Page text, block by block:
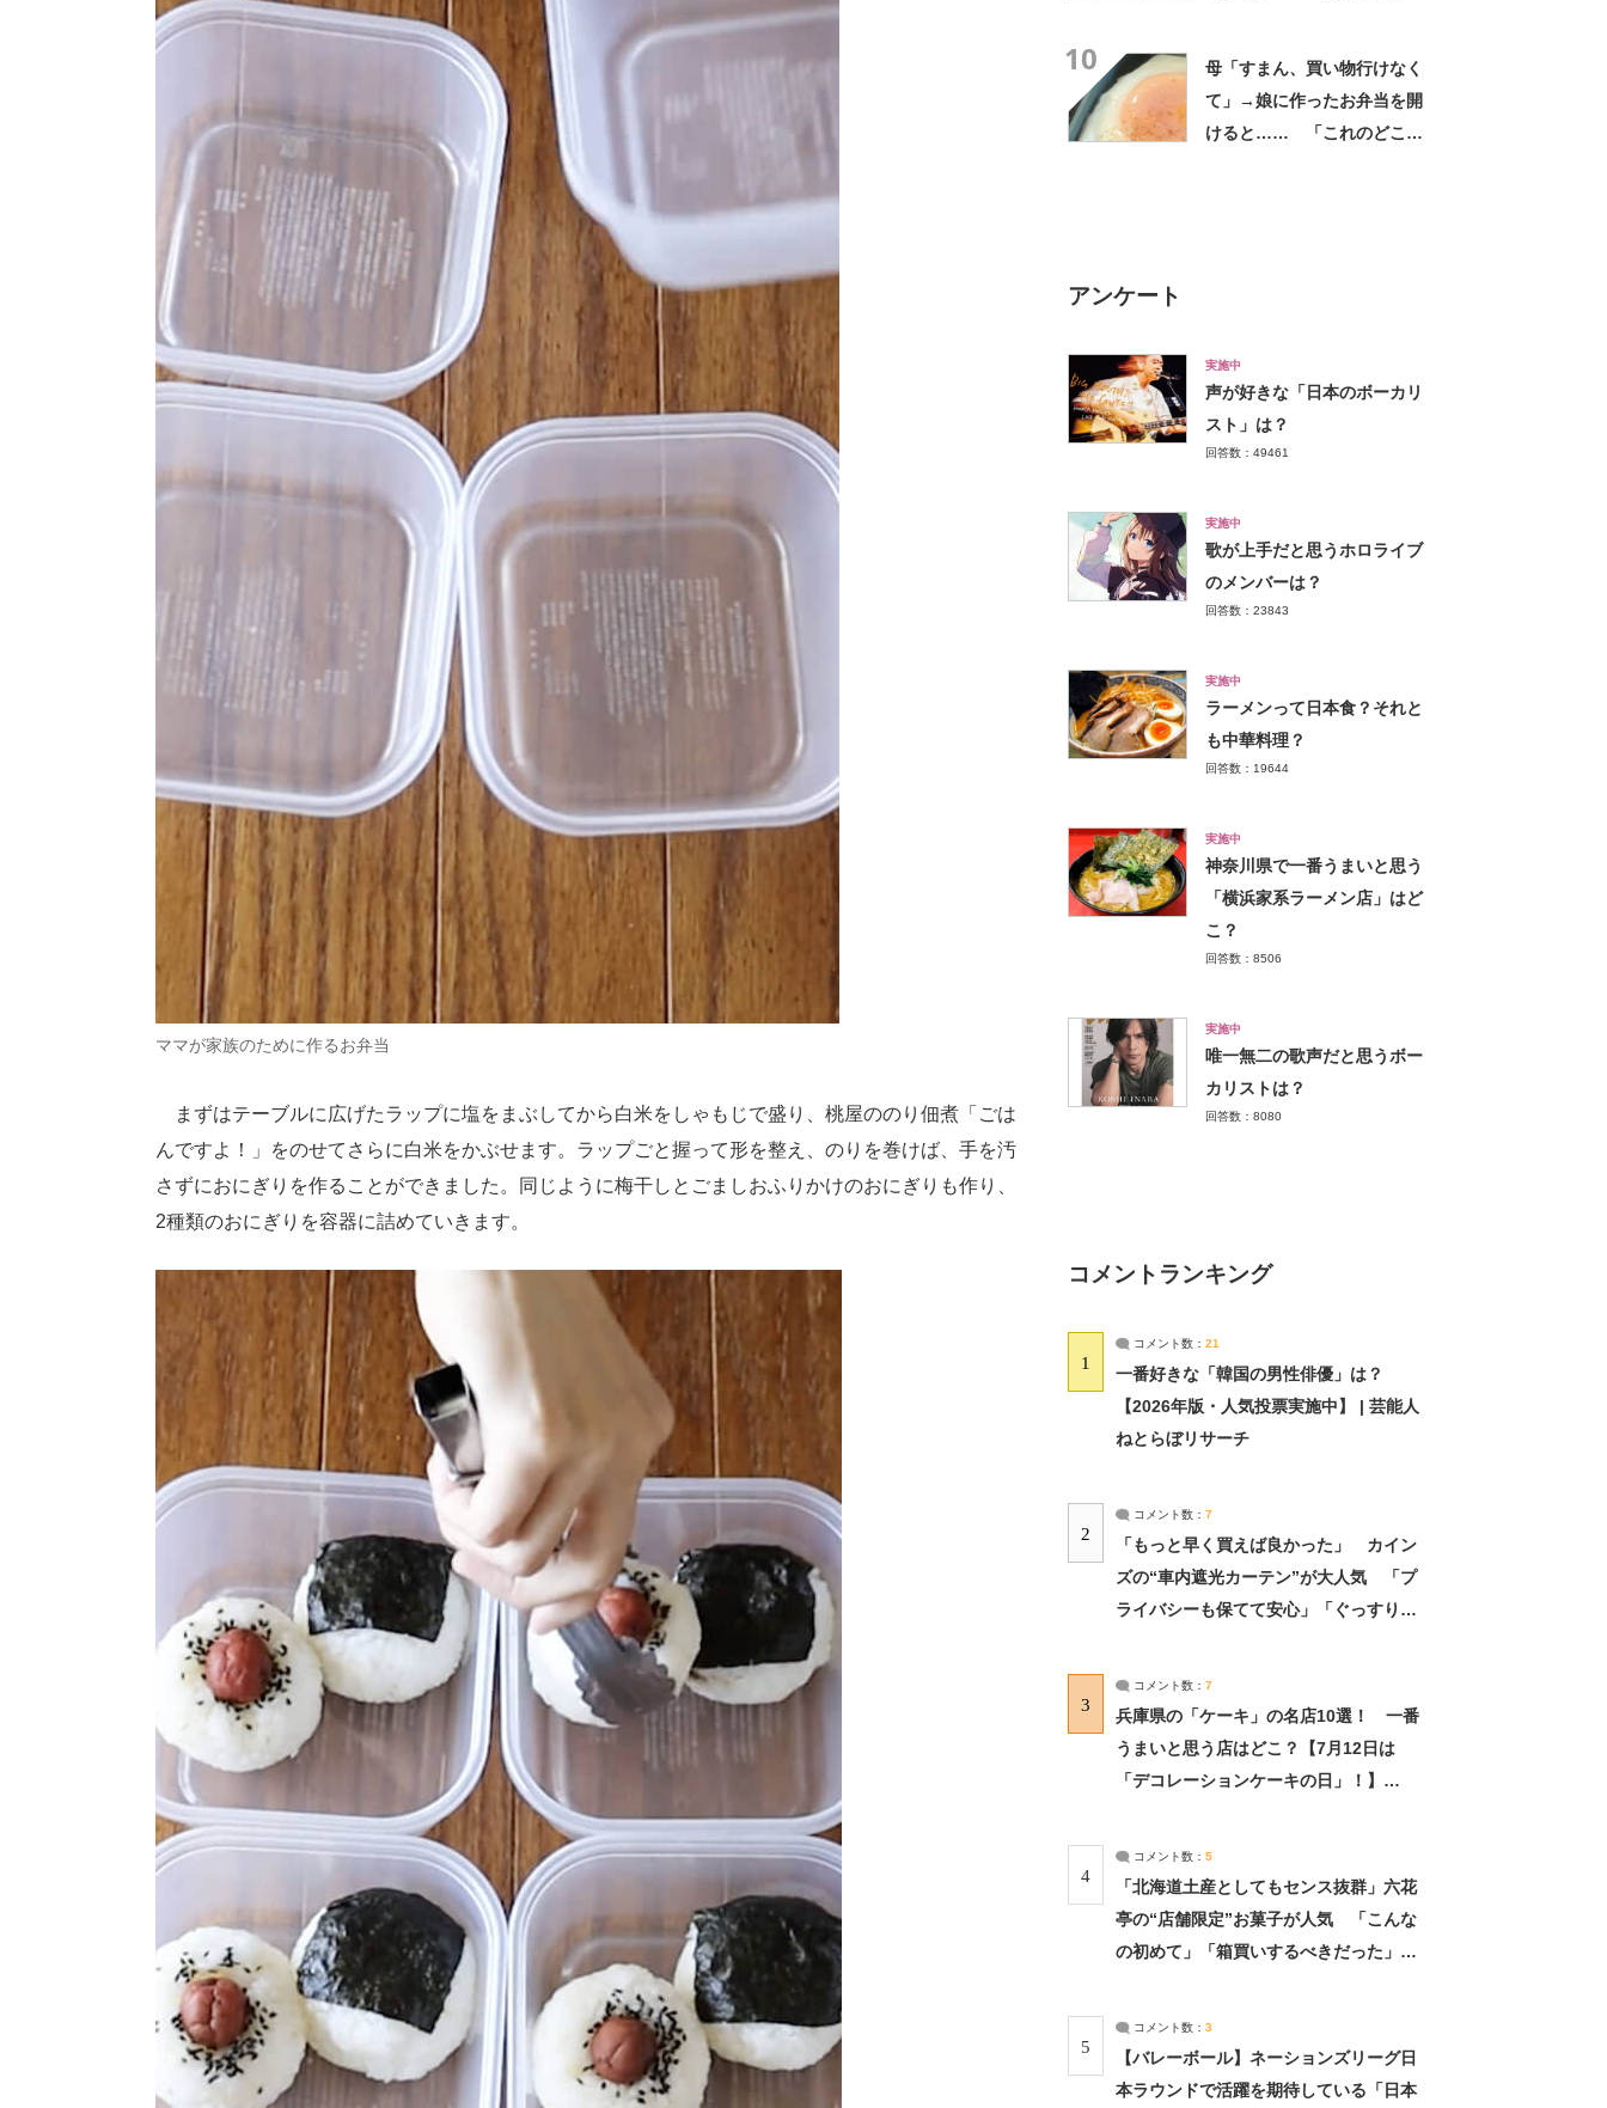
ママが家族のために作るお弁当
まずはテーブルに広げたラップに塩をまぶしてから白米をしゃもじで盛り、桃屋ののり佃煮「ごは
んですよ！」をのせてさらに白米をかぶせます。ラップごと握って形を整え、のりを巻けば、手を汚
さずにおにぎりを作ることができました。同じように梅干しとごましおふりかけのおにぎりも作り、
2種類のおにぎりを容器に詰めていきます。
10
母「すまん、買い物行けなく
て」→娘に作ったお弁当を開
けると…… 「これのどこが
アンケート
実施中
声が好きな「日本のボーカリ
スト」は？
回答数：49461
実施中
歌が上手だと思うホロライブ
のメンバーは？
回答数：23843
実施中
ラーメンって日本食？それと
も中華料理？
回答数：19644
実施中
神奈川県で一番うまいと思う
「横浜家系ラーメン店」はど
こ？
回答数：8506
実施中
唯一無二の歌声だと思うボー
カリストは？
回答数：8080
コメントランキング
1
コメント数： 21
一番好きな「韓国の男性俳優」は？
【2026年版・人気投票実施中】 | 芸能人
ねとらぼリサーチ
2
コメント数： 7
「もっと早く買えば良かった」 カイン
ズの“車内遮光カーテン”が大人気 「プ
ライバシーも保てて安心」「ぐっすり眠
3
コメント数： 7
兵庫県の「ケーキ」の名店10選！ 一番
うまいと思う店はどこ？【7月12日は
「デコレーションケーキの日」！】
4
コメント数： 5
「北海道土産としてもセンス抜群」六花
亭の“店舗限定”お菓子が人気 「こんな
の初めて」「箱買いするべきだった」
5
コメント数： 3
【バレーボール】ネーションズリーグ日
本ラウンドで活躍を期待している「日本